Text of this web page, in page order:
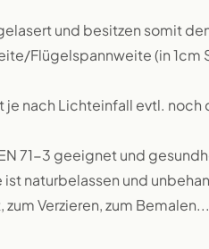
und besitzen somit
Flügelspannweite (in 1cm
je nach Lichteinfall evtl.
71-3 geeignet und
naturbelassen und
Verzieren, zum Bemalen...